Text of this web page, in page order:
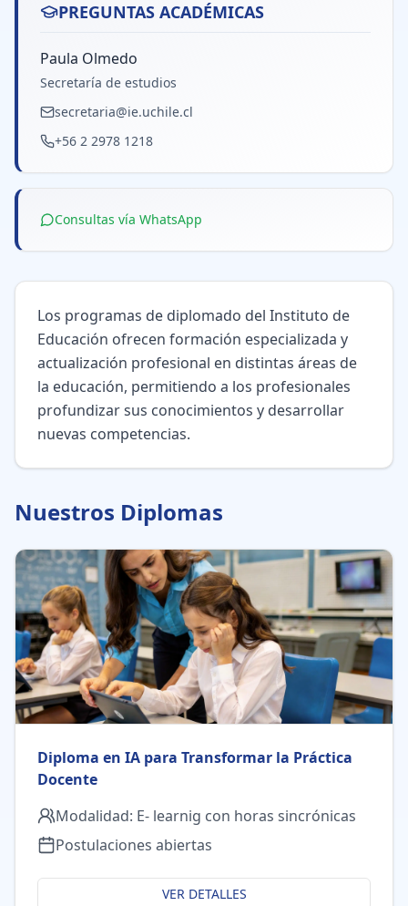
PREGUNTAS ACADÉMICAS
Paula Olmedo
Secretaría de estudios
secretaria@ie.uchile.cl
+56 2 2978 1218
Consultas vía WhatsApp
Los programas de diplomado del Instituto de
Educación ofrecen formación especializada y
actualización profesional en distintas áreas de
la educación, permitiendo a los profesionales
profundizar sus conocimientos y desarrollar
nuevas competencias.
Nuestros Diplomas
Diploma en IA para Transformar la Práctica
Docente
Modalidad: E- learnig con horas sincrónicas
Postulaciones abiertas
VER DETALLES